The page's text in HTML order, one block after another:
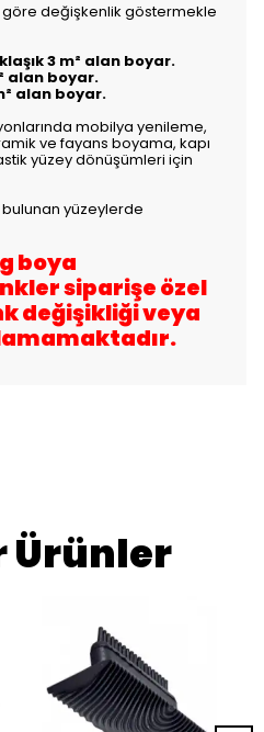
değişkenlik göstermekle
3 m² alan boyar.
alan boyar.
alan boyar.
mobilya yenileme,
ve fayans boyama, kapı
yüzey dönüşümleri için
yüzeylerde
boya
siparişe özel
değişikliği veya
Ürünler